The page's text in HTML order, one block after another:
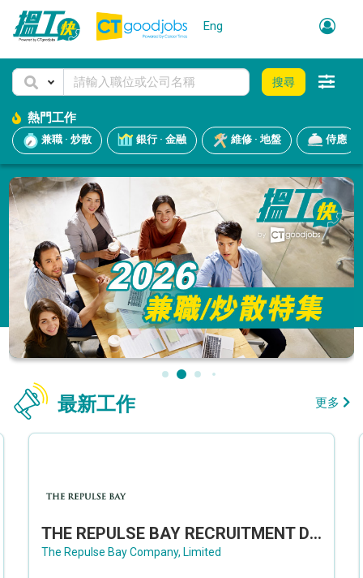
Eng
搜尋
熱門工作
兼職 · 炒散 銀行 · 金融 維修 · 地盤 侍應
最新工作 更多
THE REPULSE BAY RECRUITMENT DAY 淺水灣影灣園人才招聘會
The Repulse Bay Company, Limited